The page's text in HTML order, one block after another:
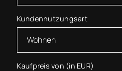
Kundennutzungsart
Kaufpreis von (in EUR)